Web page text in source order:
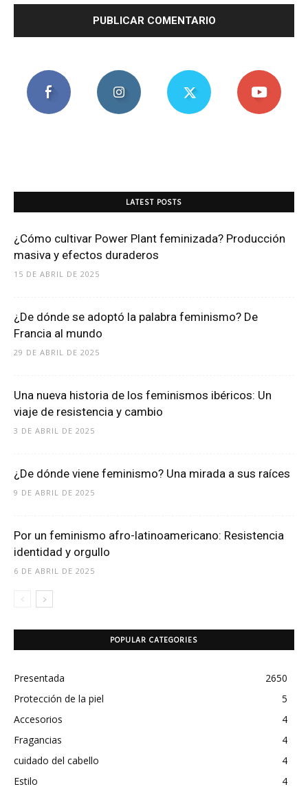
LATEST POSTS
¿Cómo cultivar Power Plant feminizada? Producción
masiva y efectos duraderos
15 DE ABRIL DE 2025
¿De dónde se adoptó la palabra feminismo? De
Francia al mundo
29 DE ABRIL DE 2025
Una nueva historia de los feminismos ibéricos: Un
viaje de resistencia y cambio
3 DE ABRIL DE 2025
¿De dónde viene feminismo? Una mirada a sus raíces
9 DE ABRIL DE 2025
Por un feminismo afro-latinoamericano: Resistencia
identidad y orgullo
6 DE ABRIL DE 2025
POPULAR CATEGORIES
Presentada
2650
Protección de la piel
5
Accesorios
4
Fragancias
4
cuidado del cabello
4
Estilo
4